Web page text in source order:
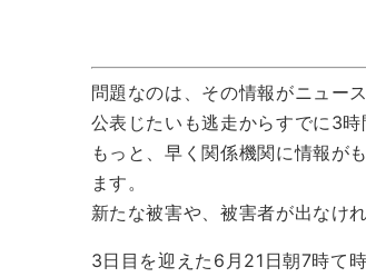
問題なのは、その情報がニュー
公表じたいも逃走からすでに3時
もっと、早く関係機関に情報が
ます。
新たな被害や、被害者が出なけ
3日目を迎えた6月21日朝7時て